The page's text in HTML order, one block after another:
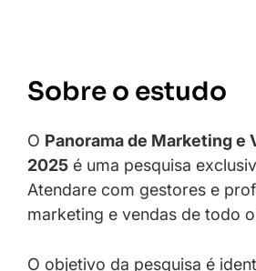
Sobre o estudo
O Panorama de Marketing e
2025 é uma pesquisa
Atendare com gestores e
marketing e vendas de todo
O objetivo da pesquisa é